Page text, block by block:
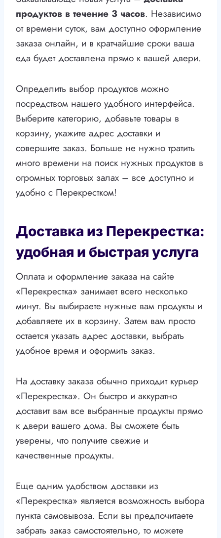
продуктов в течение 3 часов. Независимо
от времени суток, вам доступно оформление
заказа онлайн, и в кратчайшие сроки ваша
еда будет доставлена прямо к вашей двери.
Определить выбор продуктов можно
посредством нашего удобного интерфейса.
Выберите категорию, добавьте товары в
корзину, укажите адрес доставки и
совершите заказ. Больше не нужно тратить
много времени на поиск нужных продуктов в
огромных торговых залах – все доступно и
удобно с Перекрестком!
Доставка из Перекрестка:
удобная и быстрая услуга
Оплата и оформление заказа на сайте
«Перекрестка» занимает всего несколько
минут. Вы выбираете нужные вам продукты и
добавляете их в корзину. Затем вам просто
остается указать адрес доставки, выбрать
удобное время и оформить заказ.
На доставку заказа обычно приходит курьер
«Перекрестка». Он быстро и аккуратно
доставит вам все выбранные продукты прямо
к двери вашего дома. Вы сможете быть
уверены, что получите свежие и
качественные продукты.
Еще одним удобством доставки из
«Перекрестка» является возможность выбора
пункта самовывоза. Если вы предпочитаете
забрать заказ самостоятельно, то можете